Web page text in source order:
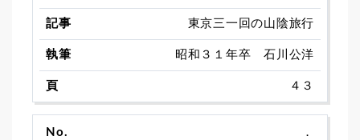
東京三一回の山陰旅行
昭和３１年卒 石川公洋
４３
．